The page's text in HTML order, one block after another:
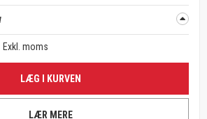
Exkl. moms
LÆG I KURVEN
LÆR MERE